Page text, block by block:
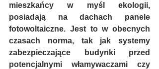
mieszkańcy w myśl ekologii,
posiadają na dachach panele
fotowoltaiczne. Jest to w obecnych
czasach norma, tak jak systemy
zabezpieczające budynki przed
potencjalnymi włamywaczami czy